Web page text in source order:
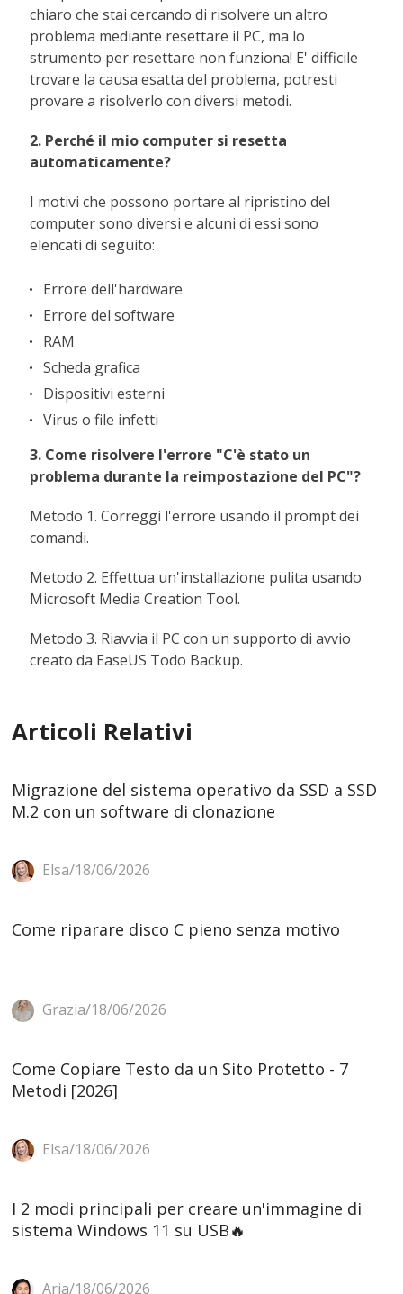
chiaro che stai cercando di risolvere un altro
problema mediante resettare il PC, ma lo
strumento per resettare non funziona! E' difficile
trovare la causa esatta del problema, potresti
provare a risolverlo con diversi metodi.
2. Perché il mio computer si resetta
automaticamente?
I motivi che possono portare al ripristino del
computer sono diversi e alcuni di essi sono
elencati di seguito:
Errore dell'hardware
Errore del software
RAM
Scheda grafica
Dispositivi esterni
Virus o file infetti
3. Come risolvere l'errore "C'è stato un
problema durante la reimpostazione del PC"?
Metodo 1. Correggi l'errore usando il prompt dei
comandi.
Metodo 2. Effettua un'installazione pulita usando
Microsoft Media Creation Tool.
Metodo 3. Riavvia il PC con un supporto di avvio
creato da EaseUS Todo Backup.
Articoli Relativi
Migrazione del sistema operativo da SSD a SSD
M.2 con un software di clonazione
Elsa/18/06/2026
Come riparare disco C pieno senza motivo
Grazia/18/06/2026
Come Copiare Testo da un Sito Protetto - 7
Metodi [2026]
Elsa/18/06/2026
I 2 modi principali per creare un'immagine di
sistema Windows 11 su USB🔥
Aria/18/06/2026